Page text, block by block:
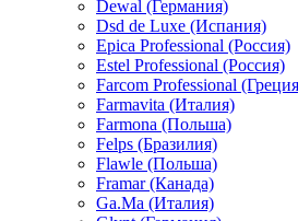
Dewal (Германия)
Dsd de Luxe (Испания)
Epica Professional (Россия)
Estel Professional (Россия)
Farcom Professional
Farmavita (Италия)
Farmona (Польша)
Felps (Бразилия)
Flawle (Польша)
Framar (Канада)
Ga.Ma (Италия)